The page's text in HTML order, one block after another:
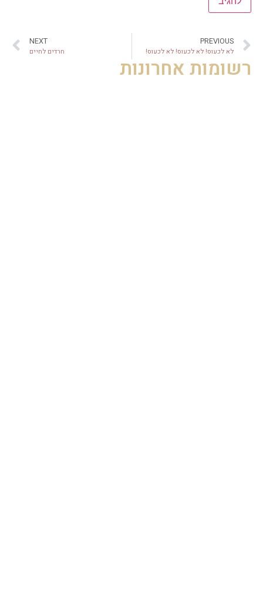
PREVIOUS
לא לכעוס! לא לכעוס! לא לכעוס!
NEXT
חרדים לחיים
רשומות אחרונות